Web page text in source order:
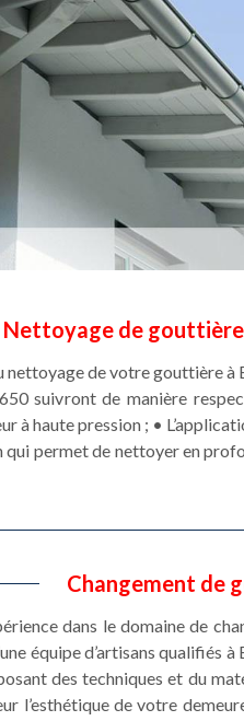
Nettoyage de
nettoyage de votre gouttière
suivront de manière
à haute pression ; •
qui permet de nettoyer en
Changement de
dans le domaine de
équipe d’artisans qualifiés
des techniques et du
l’esthétique de votre